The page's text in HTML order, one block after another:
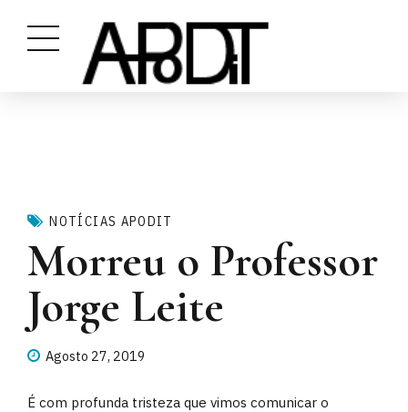
NOTÍCIAS APODIT
Morreu o Professor
Jorge Leite
Agosto 27, 2019
É com profunda tristeza que vimos comunicar o